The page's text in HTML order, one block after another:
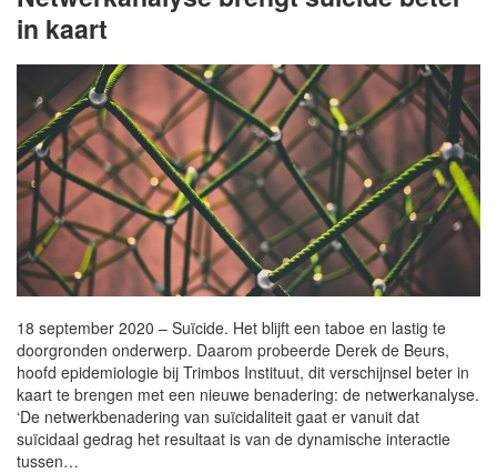
in kaart
18 september 2020 – Suïcide. Het blijft een taboe en lastig te
doorgronden onderwerp. Daarom probeerde Derek de Beurs,
hoofd epidemiologie bij Trimbos Instituut, dit verschijnsel beter in
kaart te brengen met een nieuwe benadering: de netwerkanalyse.
‘De netwerkbenadering van suïcidaliteit gaat er vanuit dat
suïcidaal gedrag het resultaat is van de dynamische interactie
tussen…